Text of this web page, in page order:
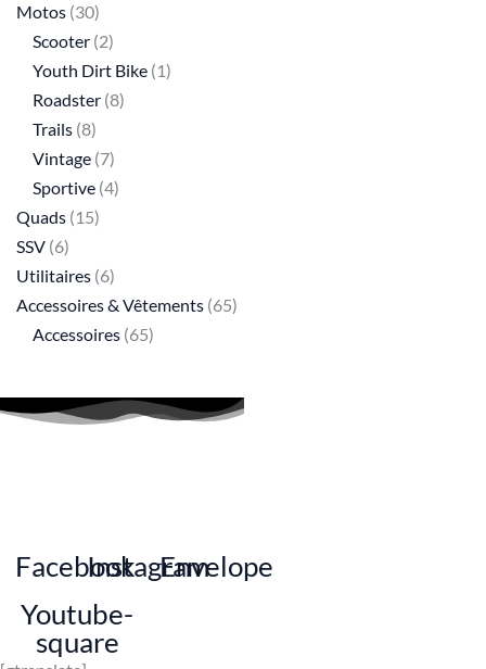
Motos 30
Scooter 2
Youth Dirt Bike 1
Roadster 8
Trails 8
Vintage 7
Sportive 4
Quads 15
SSV 6
Utilitaires 6
Accessoires & Vêtements 65
Accessoires 65
FacebookInstagramEnvelope
Youtube-
square